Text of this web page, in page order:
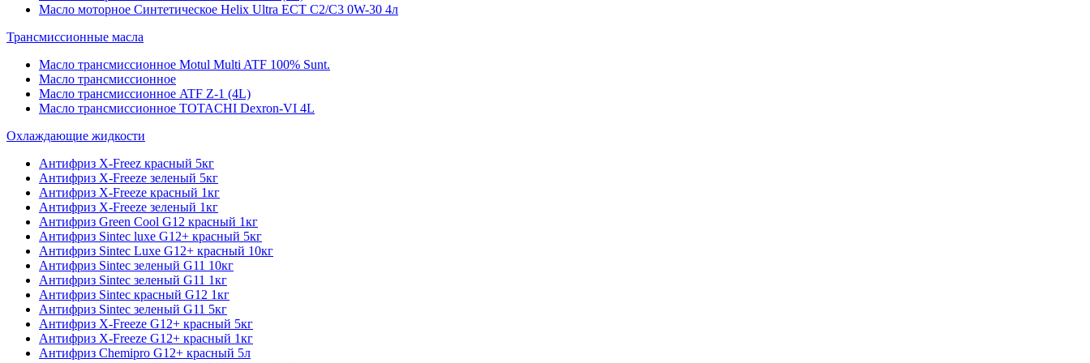
Масло моторное Синтетическое Helix Ultra ECT C2/C3 0W-30 4л
Трансмиссионные масла
Масло трансмиссионное Motul Multi ATF 100% Sunt.
Масло трансмиссионное
Масло трансмиссионное ATF Z-1 (4L)
Масло трансмиссионное TOTACHI Dexron-VI 4L
Охлаждающие жидкости
Антифриз X-Freez красный 5кг
Антифриз X-Freeze зеленый 5кг
Антифриз X-Freeze красный 1кг
Антифриз X-Freeze зеленый 1кг
Антифриз Green Cool G12 красный 1кг
Антифриз Sintec luxe G12+ красный 5кг
Антифриз Sintec Luxe G12+ красный 10кг
Антифриз Sintec зеленый G11 10кг
Антифриз Sintec зеленый G11 1кг
Антифриз Sintec красный G12 1кг
Антифриз Sintec зеленый G11 5кг
Антифриз X-Freeze G12+ красный 5кг
Антифриз X-Freeze G12+ красный 1кг
Антифриз Chemipro G12+ красный 5л